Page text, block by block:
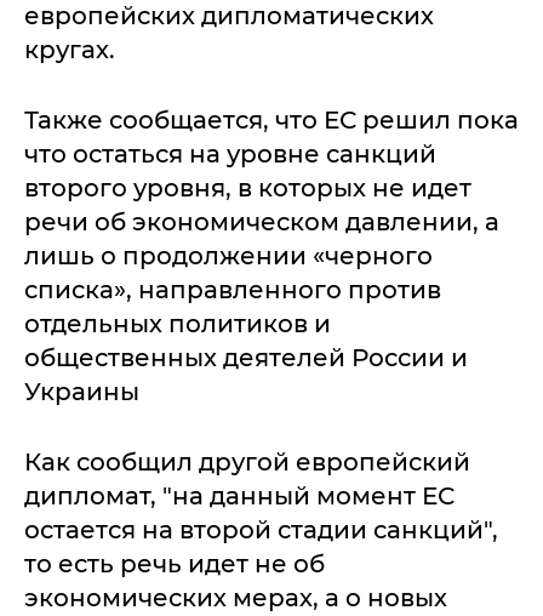
европейских дипломатических
кругах.
Также сообщается, что ЕС решил пока
что остаться на уровне санкций
второго уровня, в которых не идет
речи об экономическом давлении, а
лишь о продолжении «черного
списка», направленного против
отдельных политиков и
общественных деятелей России и
Украины
Как сообщил другой европейский
дипломат, "на данный момент ЕС
остается на второй стадии санкций",
то есть речь идет не об
экономических мерах, а о новых